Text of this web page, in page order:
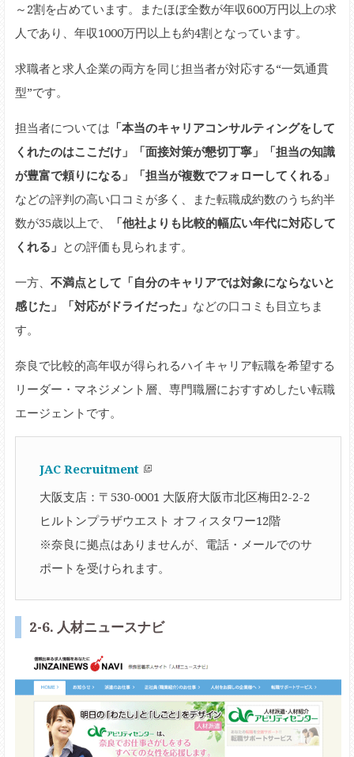
～2割を占めています。またほぼ全数が年収600万円以上の求
人であり、年収1000万円以上も約4割となっています。
求職者と求人企業の両方を同じ担当者が対応する“一気通貫
型”です。
担当者については 「本当のキャリアコンサルティングをして
くれたのはここだけ」「面接対策が懇切丁寧」「担当の知識
が豊富で頼りになる」「担当が複数でフォローしてくれる」
などの評判の高い口コミが多く、また転職成約数のうち約半
数が35歳以上で、
「他社よりも比較的幅広い年代に対応して
くれる」 との評価も見られます。
一方、 不満点として「自分のキャリアでは対象にならないと
感じた」「対応がドライだった」 などの口コミも目立ちま
す。
奈良で比較的高年収が得られるハイキャリア転職を希望する
リーダー・マネジメント層、専門職層におすすめしたい転職
エージェントです。
JAC Recruitment
大阪支店：〒530-0001 大阪府大阪市北区梅田2-2-2
ヒルトンプラザウエスト オフィスタワー12階
※奈良に拠点はありませんが、電話・メールでのサ
ポートを受けられます。
2-6. 人材ニュースナビ